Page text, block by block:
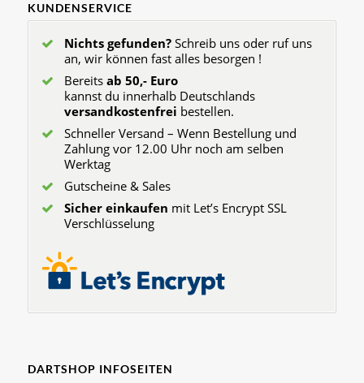
KUNDENSERVICE
Nichts gefunden?Schreib uns oder ruf uns
an, wir können fast alles besorgen !
Bereits ab 50,- Euro
kannst du innerhalb Deutschlands
versandkostenfrei bestellen.
Schneller Versand – Wenn Bestellung und
Zahlung vor 12.00 Uhr noch am selben
Werktag
Gutscheine & Sales
Sicher einkaufen mit Let’s Encrypt SSL
Verschlüsselung
DARTSHOP INFOSEITEN